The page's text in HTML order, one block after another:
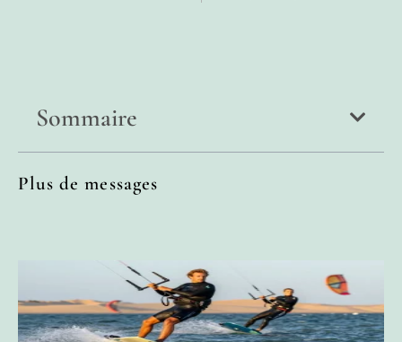
Sommaire
Plus de messages